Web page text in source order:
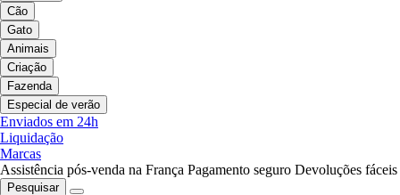
Cão
Gato
Animais
Criação
Fazenda
Especial de verão
Enviados em 24h
Liquidação
Marcas
Assistência pós-venda na França Pagamento seguro Devoluções fáceis
Pesquisar